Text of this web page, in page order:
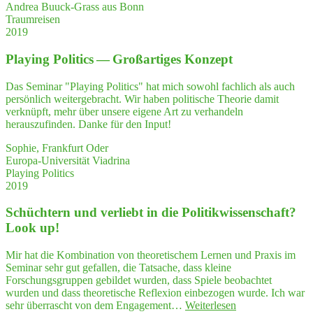
Andrea Buuck-Grass aus Bonn
Traumreisen
2019
Play­ing Poli­tics — Groß­ar­ti­ges Konzept
Das Seminar "Playing Politics" hat mich sowohl fachlich als auch
persönlich weitergebracht. Wir haben politische Theorie damit
verknüpft, mehr über unsere eigene Art zu verhandeln
herauszufinden. Danke für den Input!
Sophie, Frankfurt Oder
Europa-Universität Viadrina
Playing Politics
2019
Schüch­tern und ver­liebt in die Poli­tik­wis­sen­schaft?
Look up!
Mir hat die Kombination von theoretischem Lernen und Praxis im
Seminar sehr gut gefallen, die Tatsache, dass kleine
Forschungsgruppen gebildet wurden, dass Spiele beobachtet
wurden und dass theoretische Reflexion einbezogen wurde. Ich war
sehr überrascht von dem Engagement… Weiterlesen